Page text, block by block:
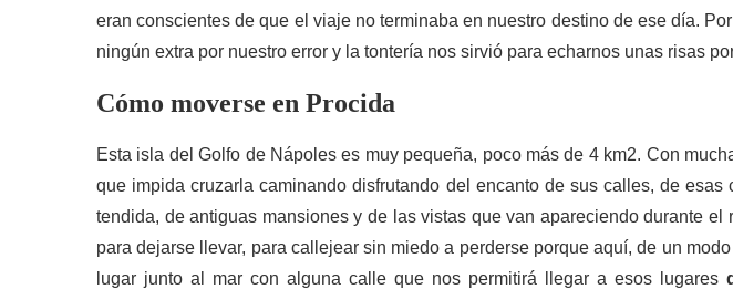
eran conscientes de que el viaje no terminaba en nuestro destino de ese día.
ningún extra por nuestro error y la tontería nos sirvió para echarnos unas risas
Cómo moverse en Procida
Esta isla del Golfo de Nápoles es muy pequeña, poco más de 4 km2. Con
que impida cruzarla caminando disfrutando del encanto de sus calles, de esas
tendida, de antiguas mansiones y de las vistas que van apareciendo durante el
para dejarse llevar, para callejear sin miedo a perderse porque aquí, de un
lugar junto al mar con alguna calle que nos permitirá llegar a esos lugares